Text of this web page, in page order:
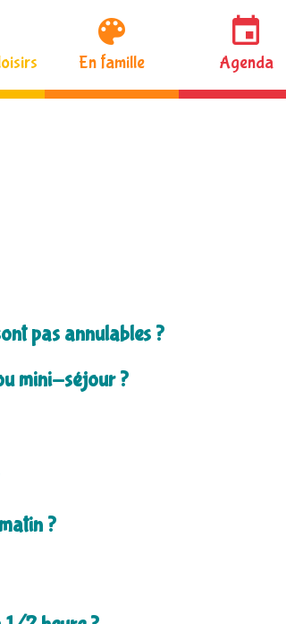
En famille Agenda
pas annulables ?
mini-séjour ?
?